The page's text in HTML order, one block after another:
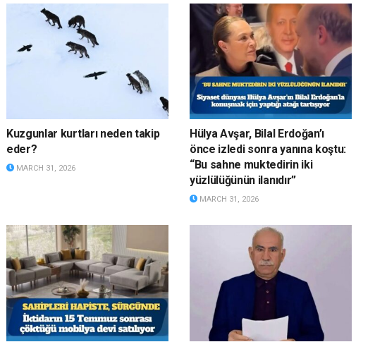
Kuzgunlar kurtları neden takip
eder?
MARCH 31, 2026
Hülya Avşar, Bilal Erdoğan’ı
önce izledi sonra yanına koştu:
“Bu sahne muktedirin iki
yüzlülüğünün ilanıdır”
MARCH 31, 2026